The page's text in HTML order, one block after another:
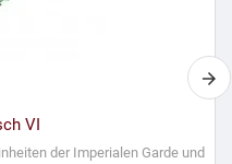
VI
der Imperialen Garde und